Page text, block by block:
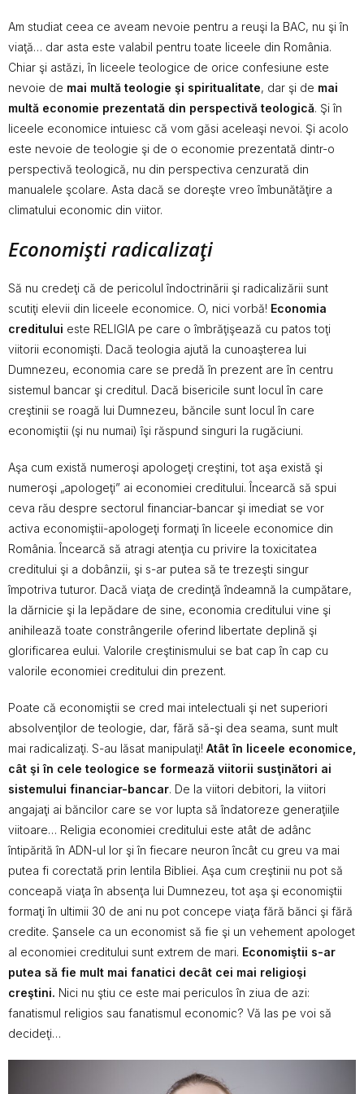
Am studiat ceea ce aveam nevoie pentru a reuşi la BAC, nu şi în
viaţă… dar asta este valabil pentru toate liceele din România.
Chiar şi astăzi, în liceele teologice de orice confesiune este
nevoie de mai multă teologie şi spiritualitate, dar şi de mai
multă economie prezentată din perspectivă teologică. Şi în
liceele economice intuiesc că vom găsi aceleaşi nevoi. Şi acolo
este nevoie de teologie şi de o economie prezentată dintr-o
perspectivă teologică, nu din perspectiva cenzurată din
manualele şcolare. Asta dacă se doreşte vreo îmbunătăţire a
climatului economic din viitor.
Economişti radicalizaţi
Să nu credeţi că de pericolul îndoctrinării şi radicalizării sunt
scutiţi elevii din liceele economice. O, nici vorbă! Economia
creditului este RELIGIA pe care o îmbrăţişează cu patos toţi
viitorii economişti. Dacă teologia ajută la cunoaşterea lui
Dumnezeu, economia care se predă în prezent are în centru
sistemul bancar şi creditul. Dacă bisericile sunt locul în care
creştinii se roagă lui Dumnezeu, băncile sunt locul în care
economiştii (şi nu numai) îşi răspund singuri la rugăciuni.
Aşa cum există numeroşi apologeţi creştini, tot aşa există şi
numeroşi „apologeţi” ai economiei creditului. Încearcă să spui
ceva rău despre sectorul financiar-bancar şi imediat se vor
activa economiştii-apologeţi formaţi în liceele economice din
România. Încearcă să atragi atenţia cu privire la toxicitatea
creditului şi a dobânzii, şi s-ar putea să te trezeşti singur
împotriva tuturor. Dacă viaţa de credinţă îndeamnă la cumpătare,
la dărnicie şi la lepădare de sine, economia creditului vine şi
anihilează toate constrângerile oferind libertate deplină şi
glorificarea eului. Valorile creştinismului se bat cap în cap cu
valorile economiei creditului din prezent.
Poate că economiştii se cred mai intelectuali şi net superiori
absolvenţilor de teologie, dar, fără să-şi dea seama, sunt mult
mai radicalizaţi. S-au lăsat manipulaţi! Atât în liceele economice,
cât şi în cele teologice se formează viitorii susţinători ai
sistemului financiar-bancar. De la viitori debitori, la viitori
angajaţi ai băncilor care se vor lupta să îndatoreze generaţiile
viitoare… Religia economiei creditului este atât de adânc
întipărită în ADN-ul lor şi în fiecare neuron încât cu greu va mai
putea fi corectată prin lentila Bibliei. Aşa cum creştinii nu pot să
conceapă viaţa în absenţa lui Dumnezeu, tot aşa şi economiştii
formaţi în ultimii 30 de ani nu pot concepe viaţa fără bănci şi fără
credite. Şansele ca un economist să fie şi un vehement apologet
al economiei creditului sunt extrem de mari. Economiştii s-ar
putea să fie mult mai fanatici decât cei mai religioşi
creştini. Nici nu ştiu ce este mai periculos în ziua de azi:
fanatismul religios sau fanatismul economic? Vă las pe voi să
decideţi…